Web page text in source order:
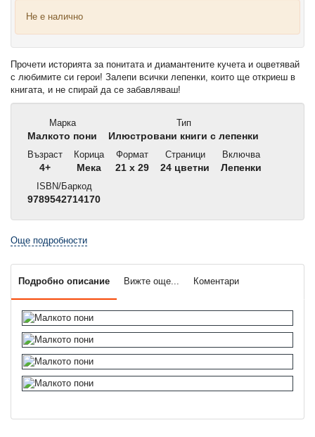
Не е налично
Прочети историята за понитата и диамантените кучета и оцветявай
с любимите си герои! Залепи всички лепенки, които ще откриеш в
книгата, и не спирай да се забавляваш!
Марка
Малкото пони
Тип
Илюстровани книги с лепенки
Възраст
4+
Корица
Мека
Формат
21 x 29
Страници
24 цветни
Включва
Лепенки
ISBN/Баркод
9789542714170
Още подробности
Подробно описание Вижте още... Коментари